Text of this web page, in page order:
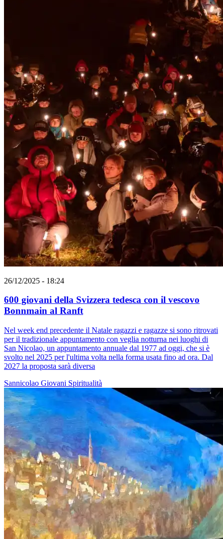
26/12/2025 - 18:24
600 giovani della Svizzera tedesca con il vescovo
Bonnmain al Ranft
Nel week end precedente il Natale ragazzi e ragazze si sono ritrovati
per il tradizionale appuntamento con veglia notturna nei luoghi di
San Nicolao, un appuntamento annuale dal 1977 ad oggi, che si è
svolto nel 2025 per l'ultima volta nella forma usata fino ad ora. Dal
2027 la proposta sarà diversa
Sannicolao Giovani Spiritualità